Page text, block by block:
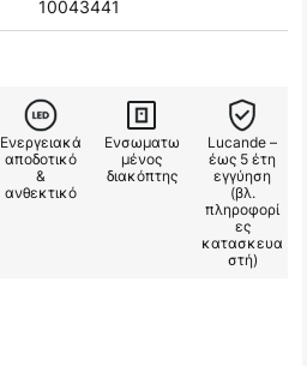
10043441
Ενεργειακά
αποδοτικό
&
ανθεκτικό
Ενσωματω
μένος
διακόπτης
Lucande –
έως 5 έτη
εγγύηση
(βλ.
πληροφορί
ες
κατασκευα
στή)